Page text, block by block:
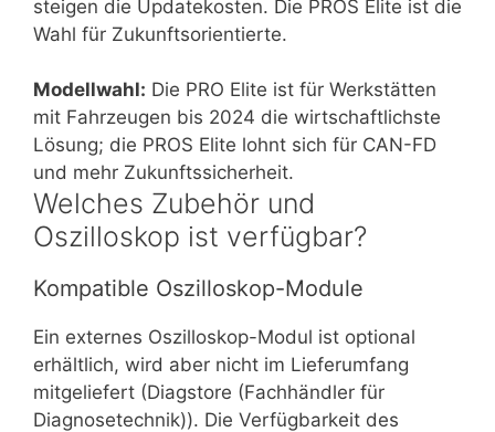
steigen die Updatekosten. Die PROS Elite ist die
Wahl für Zukunftsorientierte.
Modellwahl: Die PRO Elite ist für Werkstätten
mit Fahrzeugen bis 2024 die wirtschaftlichste
Lösung; die PROS Elite lohnt sich für CAN-FD
und mehr Zukunftssicherheit.
Welches Zubehör und
Oszilloskop ist verfügbar?
Kompatible Oszilloskop-Module
Ein externes Oszilloskop-Modul ist optional
erhältlich, wird aber nicht im Lieferumfang
mitgeliefert (Diagstore (Fachhändler für
Diagnosetechnik)). Die Verfügbarkeit des